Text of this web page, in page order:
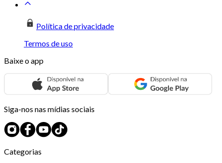
Política de privacidade
Termos de uso
Baixe o app
Siga-nos nas mídias sociais
Categorias